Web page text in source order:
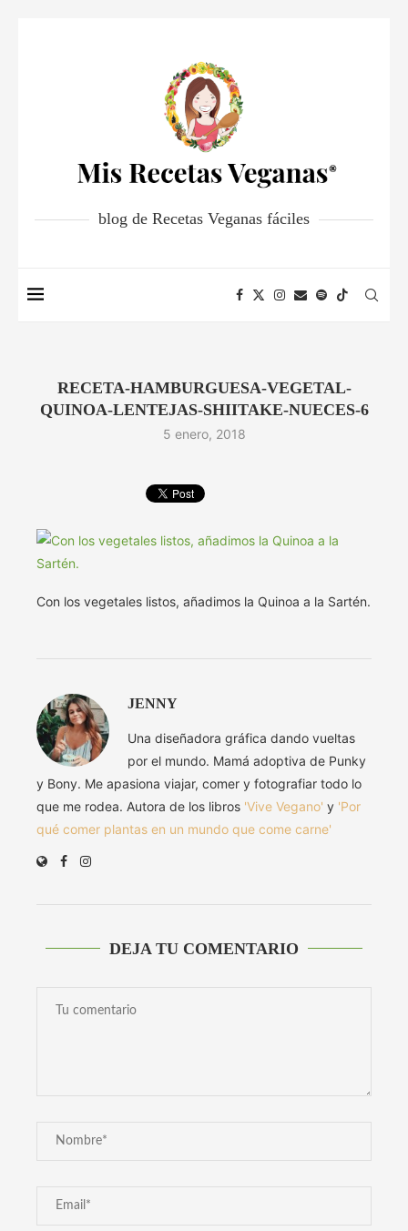
blog de Recetas Veganas fáciles
RECETA-HAMBURGUESA-VEGETAL-
QUINOA-LENTEJAS-SHIITAKE-NUECES-6
5 enero, 2018
Con los vegetales listos, añadimos la Quinoa a la Sartén.
JENNY
Una diseñadora gráfica dando vueltas
por el mundo. Mamá adoptiva de Punky
y Bony. Me apasiona viajar, comer y fotografiar todo lo
que me rodea. Autora de los libros 'Vive Vegano' y 'Por
qué comer plantas en un mundo que come carne'
DEJA TU COMENTARIO